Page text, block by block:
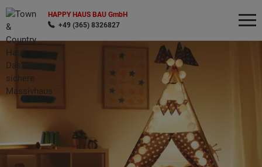
HAPPY HAUS BAU GmbH
+49 (365) 8326827
Wonach möchten Sie suchen?